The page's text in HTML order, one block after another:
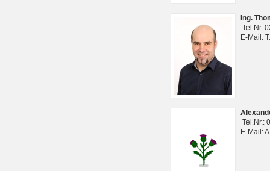
Ing.
Tel.Nr.
E-Mail:
Tel.Nr.:
E-Mail: